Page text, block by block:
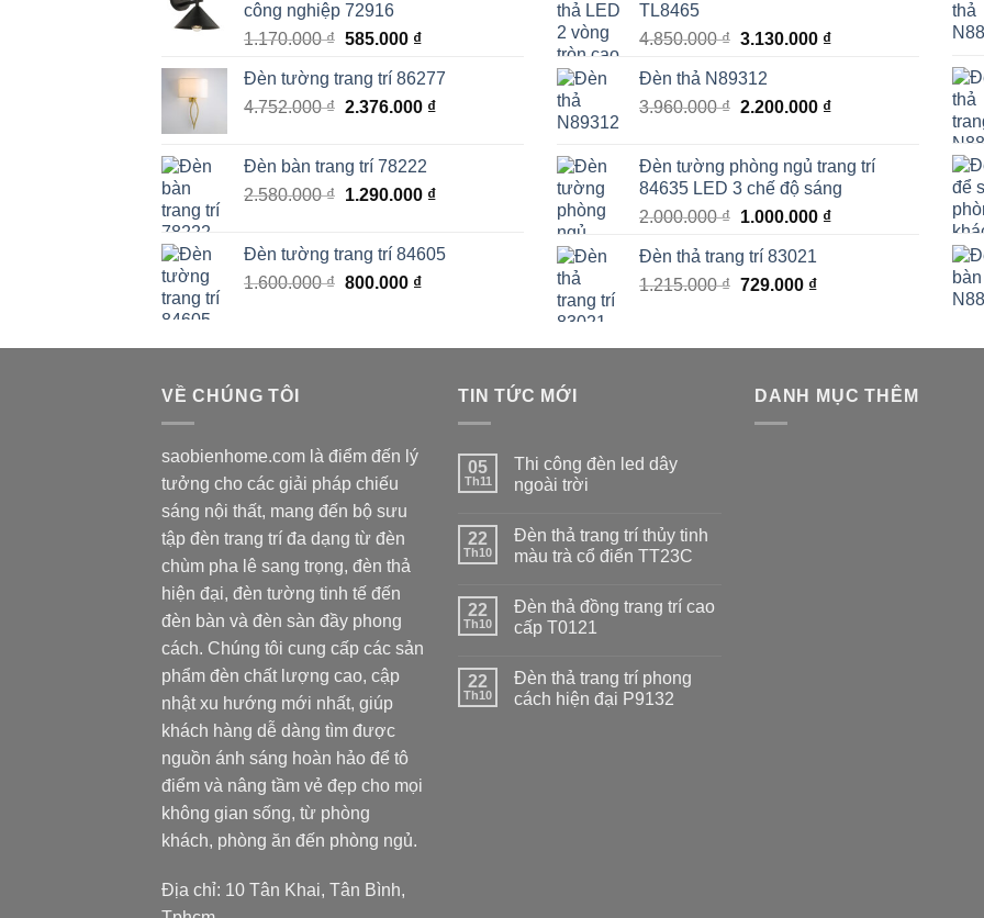
công nghiệp 72916
1.170.000₫ Giá
là:
1.170.000 ₫.
585.000 ₫Giá
tại
là:
Đèn tường trang trí 86277
4.752.000₫ Giá
4.752.000 ₫.
2.376.000 ₫Giá
2.376.000 ₫.
Đèn bàn trang trí 78222
2.580.000₫ Giá
2.580.000 ₫.
1.290.000 ₫Giá
là:
Đèn tường trang trí 84605
1.600.000₫ Giá
1.600.000 ₫.
800.000 ₫Giá
là:
TL8465
4.850.000₫ Giá
là:
4.850.000 ₫.
3.130.000 ₫Giá
là:
Đèn thả N89312
3.960.000₫ Giá
3.960.000 ₫.
2.200.000 ₫Giá
là:
2.200.000 ₫.
Đèn tường phòng ngủ trang trí
84635 LED 3 chế độ sáng
2.000.000₫ Giá
là:
2.000.000 ₫.
1.000.000 ₫Giá
Đèn thả trang trí 83021
1.215.000₫ Giá
1.215.000 ₫.
729.000 ₫Giá
là:
VỀ CHÚNG TÔI
saobienhome.com là điểm đến lý
tưởng cho các giải pháp chiếu
sáng nội thất, mang đến bộ sưu
tập đèn trang trí đa dạng từ đèn
chùm pha lê sang trọng, đèn thả
hiện đại, đèn tường tinh tế đến
đèn bàn và đèn sàn đầy phong
cách. Chúng tôi cung cấp các sản
phẩm đèn chất lượng cao, cập
nhật xu hướng mới nhất, giúp
khách hàng dễ dàng tìm được
nguồn ánh sáng hoàn hảo để tô
điểm và nâng tầm vẻ đẹp cho mọi
không gian sống, từ phòng
khách, phòng ăn đến phòng ngủ.
Địa chỉ: 10 Tân Khai, Tân Bình,
TIN TỨC MỚI
05
Th11
Thi công đèn led dây
ngoài trời
22
Th10
Đèn thả trang trí thủy tinh
màu trà cổ điển TT23C
22
Th10
Đèn thả đồng trang trí cao
cấp T0121
22
Th10
Đèn thả trang trí phong
cách hiện đại P9132
DANH MỤC THÊM